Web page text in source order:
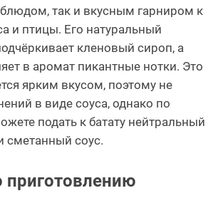
так и вкусным гарниром к
и птицы. Его натуральный
кленовый сироп, а
в аромат пикантные нотки. Это
ярким вкусом, поэтому не
в виде соуса, однако по
подать к батату нейтральный
сметанный соус.
приготовлению